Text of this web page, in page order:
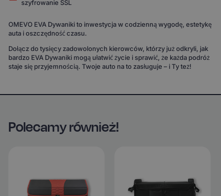
szyfrowanie SSL
OMEVO EVA Dywaniki to inwestycja w codzienną wygodę, estetykę
auta i oszczędność czasu.
Dołącz do tysięcy zadowolonych kierowców, którzy już odkryli, jak
bardzo EVA Dywaniki mogą ułatwić życie i sprawić, że każda podróż
staje się przyjemnością. Twoje auto na to zasługuje – i Ty też!
Polecamy również!